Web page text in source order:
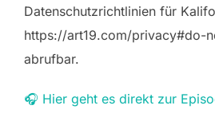
Datenschutzrichtlinien für
https://art19.com/privacy#do-
abrufbar.
🎧 Hier geht es direkt zur